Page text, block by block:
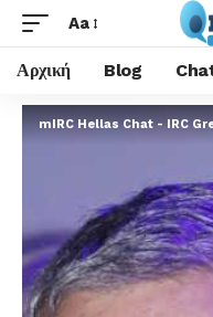
Aa
Αρχική Blog